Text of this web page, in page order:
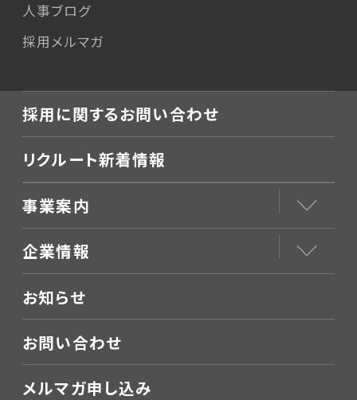
人事ブログ
採用メルマガ
採用に関するお問い合わせ
リクルート新着情報
事業案内
企業情報
お知らせ
お問い合わせ
メルマガ申し込み